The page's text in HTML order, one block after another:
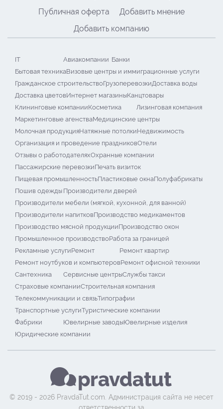
Публичная оферта
Добавить мнение
Добавить компанию
IT Авиакомпании Банки
Бытовая техникаВизовые центры и иммиграционные услуги
Гражданское строительствоГрузоперевозкиДоставка воды
Доставка цветовИнтернет магазиныКанцтовары
Клининговые компанииКосметика
Лизинговая компания
Маркетинговые агенстваМедицинские центры
Молочная продукцияНатяжные потолкиНедвижимость
Организация и проведение праздниковОтели
Отзывы о работодателяхОхранные компании
Пассажирские перевозкиПечать визиток
Пищевая промышленностьПластиковые окнаПолуфабрикаты
Пошив одежды Производители дверей
Производители мебели (мягкой, кухонной, для ванной)
Производители напитковПроизводство медикаментов
Производство мясной продукцииПроизводство окон
Промышленное производствоРабота за границей
Рекламные услугиРемонт
Ремонт квартир
Ремонт ноутбуков и компьютеровРемонт офисной техники
Сантехника
Сервисные центрыСлужбы такси
Страховые компанииСтроительная компания
Телекоммуникации и связьТипографии
Транспортные услугиТуристические компании
Фабрики
Ювелирные заводыЮвелирные изделия
Юридические компании
© 2019 - 2026 PravdaTut.com. Администрация сайта не несет
ответственности за